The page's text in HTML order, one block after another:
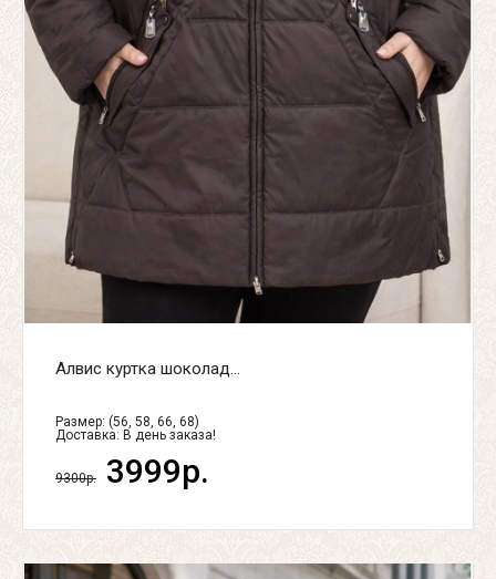
Алвис куртка шоколад...
Размер: (56, 58, 66, 68)
Доставка: В день заказа!
9300р. 3999р.